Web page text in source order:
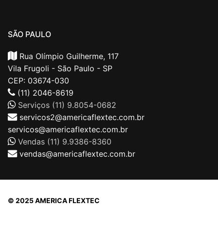
SÃO PAULO
Rua Olímpio Guilherme, 117
Vila Frugoli - São Paulo - SP
CEP: 03674-030
(11) 2046-8619
Serviços (11) 9.8054-0682
servicos2@americaflextec.com.br
servicos@americaflextec.com.br
Vendas (11) 9.9386-8360
vendas@americaflextec.com.br
© 2025 AMERICA FLEXTEC